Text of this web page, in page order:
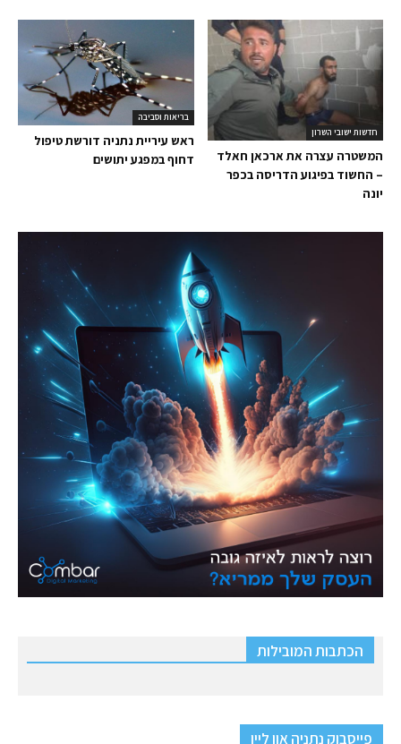
בריאות וסביבה
ראש עיריית נתניה דורשת טיפול
דחוף במפגע יתושים
חדשות ישובי השרון
המשטרה עצרה את ארכאן חאלד
– החשוד בפיגוע הדריסה בכפר
יונה
הכתבות המובילות
פייסבוק נתניה און ליין